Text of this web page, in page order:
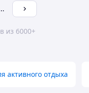
из 6000+
активного отдыха